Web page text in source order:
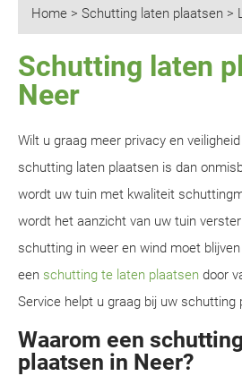
Home > Schutting laten plaatsen >
Schutting laten
Neer
Wilt u graag meer privacy en
schutting laten plaatsen is dan
wordt uw tuin met kwaliteit
wordt het aanzicht van uw tuin
schutting in weer en wind moet
een schutting te laten plaatsen door
Service helpt u graag bij uw schutting
Waarom een
plaatsen in Neer?